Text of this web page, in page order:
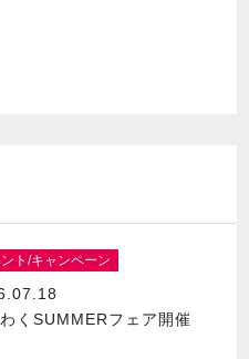
ト/キャンペーン
くSUMMERフェア開催